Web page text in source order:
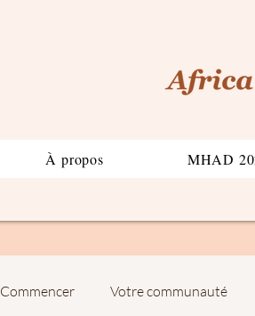
À propos MHAD
Commencer Votre communauté